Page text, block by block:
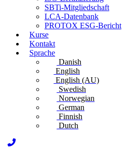
SBTi-Mitgliedschaft
LCA-Datenbank
PROTOX ESG-Bericht
Kurse
Kontakt
Sprache
Danish
English
English (AU)
Swedish
Norwegian
German
Finnish
Dutch